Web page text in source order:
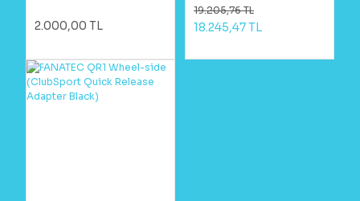
2.000,00 TL
19.205,76 TL
18.245,47 TL